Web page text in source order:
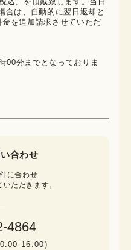
合は、自動的に翌日返却と
を追加請求させていただ
00分までとなっておりま
合わせ
に合わせ
ただきます。
4864
16:00)